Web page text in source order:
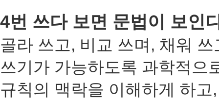
4번 쓰다 보면 문법이 보인
골라 쓰고 , 비교 쓰며 , 채워 쓰
쓰기가 가능하도록 과학적으
규칙의 맥락을 이해하게 하고